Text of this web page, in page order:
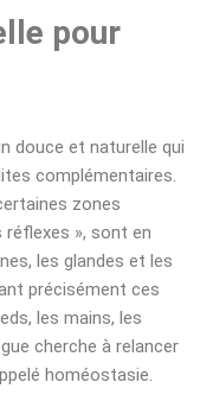
pour
douce et naturelle qui
complémentaires.
zones
réflexes », sont en
les glandes et les
précisément ces
les mains, les
cherche à relancer
homéostasie.